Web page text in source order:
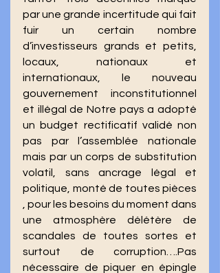
par une grande incertitude qui fait
fuir un certain nombre
d’investisseurs grands et petits,
locaux, nationaux et
internationaux, le nouveau
gouvernement inconstitutionnel
et illégal de Notre pays a adopté
un budget rectificatif validé non
pas par l’assemblée nationale
mais par un corps de substitution
volatil, sans ancrage légal et
politique, monté de toutes pièces
, pour les besoins du moment dans
une atmosphère délétère de
scandales de toutes sortes et
surtout de corruption….Pas
nécessaire de piquer en épingle